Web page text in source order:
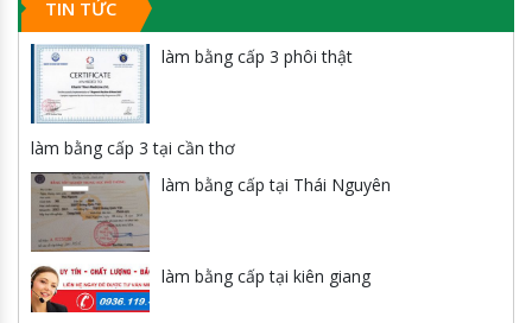
TIN TỨC
làm bằng cấp 3 phôi thật
làm bằng cấp 3 tại cần thơ
làm bằng cấp tại Thái Nguyên
làm bằng cấp tại kiên giang